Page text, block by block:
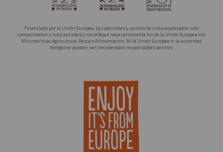
Financiado por la Unión Europea. Las opiniones y puntos de vista expresados solo
comprometen a su(s) autor(es) y no reflejan necesariamente los de la Unión Europea o el
Ministerio de Agricultura, Pesca o Alimentación. Ni la Unión Europea ni la autoridad
otorgante pueden ser considerados responsables de ellos.